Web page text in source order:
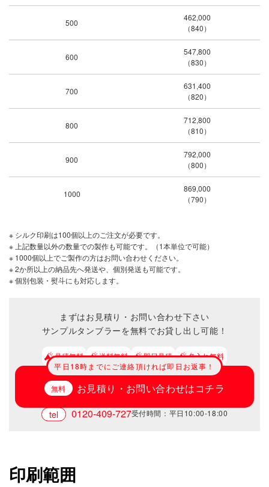
500
462,000
（840）
600
547,800
（830）
700
631,400
（820）
800
712,800
（810）
900
792,000
（800）
1000
869,000
（790）
※ シルク印刷は100個以上のご注文が必要です。
※ 上記数量以外の数量での製作も可能です。（1本単位で可能）
※ 1000個以上でご製作の方はお問い合わせください。
※ 2か所以上の納品先へ発送や、個別発送も可能です。
※ 個別包装・熨斗にも対応します。
まずはお見積り・お問い合わせ下さい
サンプルタンブラーを無料でお貸し出し可能！
見積無料 送料無料 即日見積 名入れ無料
お見積り・お問い合わせはコチラ
平日18時までにご連絡頂ければ即日お返事！
0120-409-727受付時間：平日10:00-18:00
印刷範囲